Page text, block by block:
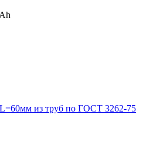
из труб по ГОСТ 3262-75